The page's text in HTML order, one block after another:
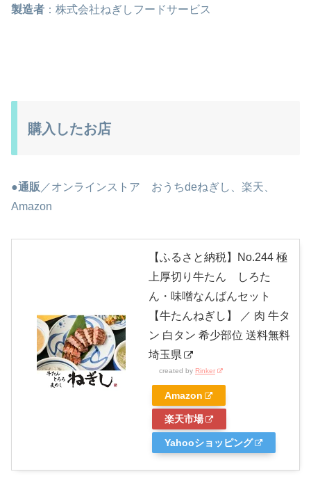
製造者 ：株式会社ねぎしフードサービス
購入したお店
●通販 ／オンラインストア おうちdeねぎし、楽天、
Amazon
【ふるさと納税】No.244 極
上厚切り牛たん しろた
ん・味噌なんばんセット
【牛たんねぎし】 ／ 肉 牛タ
ン 白タン 希少部位 送料無料
埼玉県
created by Rinker
Amazon
楽天市場
Yahooショッピング